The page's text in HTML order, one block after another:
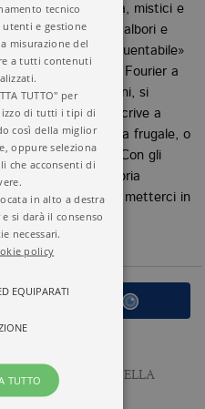
di campagna, mistici e
agli albori e
qualche «infrequentabile»
a Orwell, da Fourier a
Baudrillard a Terzani, si
a cui Latouche ascrive a
di un’«abbondanza frugale, o
società solidale». Con gli
per la «sobria
Illich, e continua a metterci in
PAGINE
PRIMA DELLA
tecnico
utenti e gestione
misurazione del
a tutti contenuti
TUTTO" per
di tutti i tipi di
così della miglior
oppure seleziona
che acconsenti di
in alto a destra
si darà il consenso
necessari.
policy
EQUIPARATI
TUTTO